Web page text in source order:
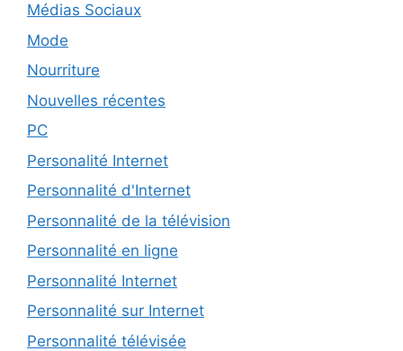
Médias Sociaux
Mode
Nourriture
Nouvelles récentes
PC
Personalité Internet
Personnalité d'Internet
Personnalité de la télévision
Personnalité en ligne
Personnalité Internet
Personnalité sur Internet
Personnalité télévisée